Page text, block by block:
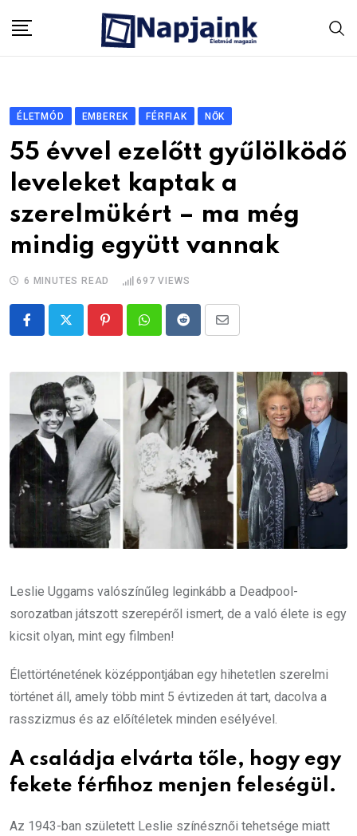
ÉLETMÓD EMBEREK FÉRFIAK NŐK
55 évvel ezelőtt gyűlölködő
leveleket kaptak a
szerelmükért – ma még
mindig együtt vannak
6 MINUTES READ 697 VIEWS
PinterestWhatsappRedditShare
Email
Leslie Uggams valószínűleg leginkább a Deadpool-
sorozatban játszott szerepéről ismert, de a való élete is egy
kicsit olyan, mint egy filmben!
Élettörténetének középpontjában egy hihetetlen szerelmi
történet áll, amely több mint 5 évtizeden át tart, dacolva a
rasszizmus és az előítéletek minden esélyével.
A családja elvárta tőle, hogy egy
fekete férfihoz menjen feleségül.
Az 1943-ban született Leslie színésznői tehetsége miatt